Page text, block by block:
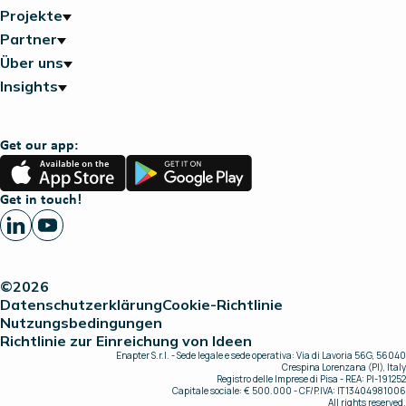
Projekte
Partner
Über uns
Insights
Get our app:
App
Store
Google
Play
Get in touch!
©2026
DatenschutzerklärungCookie-Richtlinie
Nutzungsbedingungen
Richtlinie zur Einreichung von Ideen
Enapter S.r.l. - Sede legale e sede operativa: Via di Lavoria 56G, 56040
Crespina Lorenzana (PI), Italy
Registro delle Imprese di Pisa - REA: PI-191252
Capitale sociale: € 500.000 - CF/P.IVA: IT13404981006
All rights reserved.